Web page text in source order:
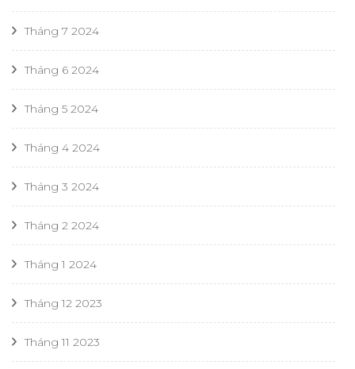
Tháng 7 2024
Tháng 6 2024
Tháng 5 2024
Tháng 4 2024
Tháng 3 2024
Tháng 2 2024
Tháng 1 2024
Tháng 12 2023
Tháng 11 2023